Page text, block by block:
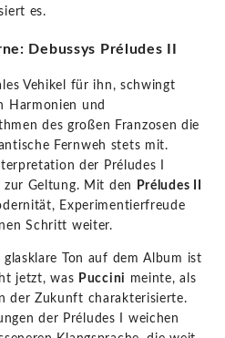
es.
Debussys Préludes II
Vehikel für ihn, schwingt
Harmonien und
des großen Franzosen die
Fernweh stets mit.
der Préludes I
zur Geltung. Mit den
Préludes II
Experimentierfreude
Schritt weiter.
Ton auf dem Album ist
jetzt, was Puccini meinte, als
der Zukunft charakterisierte.
der Préludes I weichen